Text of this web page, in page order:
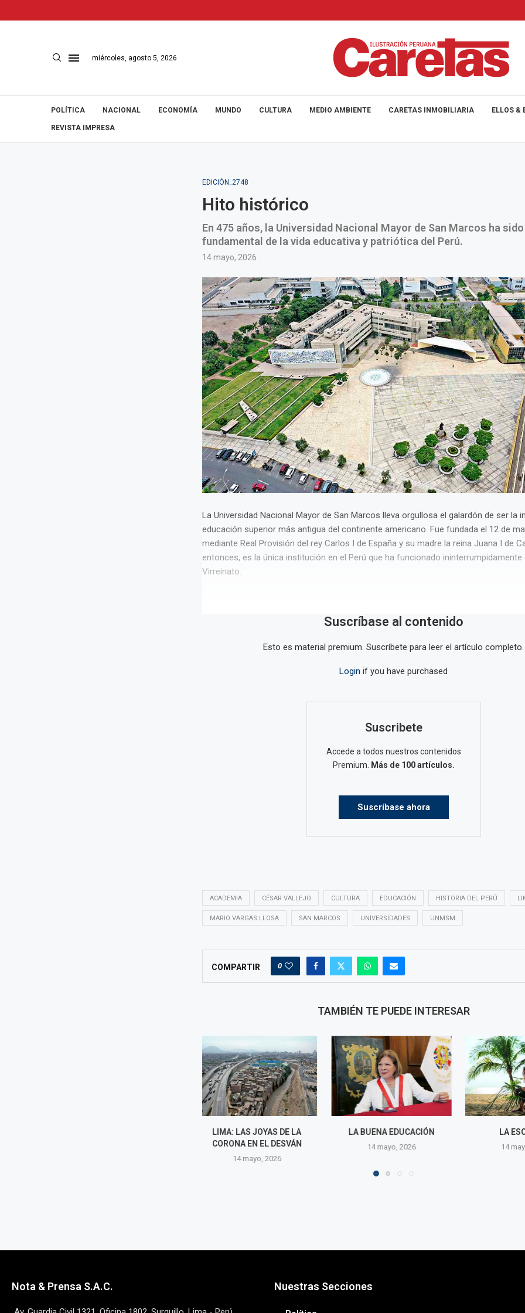
miércoles, agosto 5, 2026
POLÍTICA NACIONAL ECONOMÍA MUNDO CULTURA MEDIO AMBIENTE CARETAS INMOBILIARIA ELLOS &
REVISTA IMPRESA
EDICIÓN_2748
Hito histórico
En 475 años, la Universidad Nacional Mayor de San Marcos ha
fundamental de la vida educativa y patriótica del Perú.
14 mayo, 2026
La Universidad Nacional Mayor de San Marcos lleva orgullosa el galardón de ser la
educación superior más antigua del continente americano. Fue fundada el 12 de
mediante Real Provisión del rey Carlos I de España y su madre la reina Juana I de
entonces, es la única institución en el Perú que ha funcionado ininterrumpidamente
Virreinato.
Suscríbase al contenido
Esto es material premium. Suscríbete para leer el artículo completo.
Login if you have purchased
Suscribete
Accede a todos nuestros contenidos
Premium. Más de 100 artículos.
Suscríbase ahora
ACADEMIA CÉSAR VALLEJO CULTURA EDUCACIÓN HISTORIA DEL PERÚ
MARIO VARGAS LLOSA SAN MARCOS UNIVERSIDADES UNMSM
COMPARTIR 0
TAMBIÉN TE PUEDE INTERESAR
LA BUENA EDUCACIÓN
14 mayo, 2026
LA ESCALERA
14 mayo, 2026
LAS
14